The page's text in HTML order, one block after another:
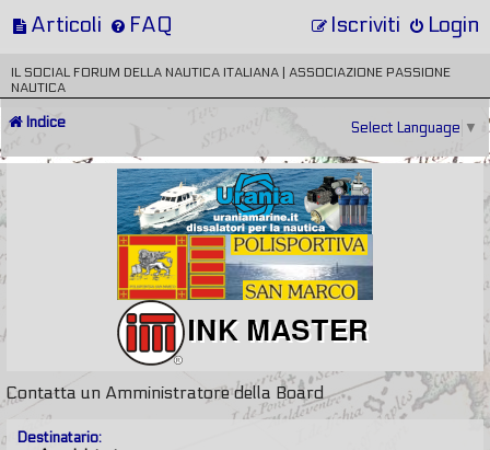
Articoli FAQ Login
Iscriviti
IL SOCIAL FORUM DELLA NAUTICA ITALIANA | ASSOCIAZIONE PASSIONE
NAUTICA
Indice Select Language ▼
Contatta un Amministratore della Board
Destinatario: